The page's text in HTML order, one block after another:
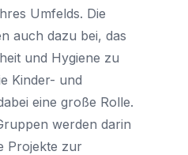
Umfelds. Die
auch dazu bei, das
und Hygiene zu
Kinder- und
eine große Rolle.
werden darin
Projekte zur